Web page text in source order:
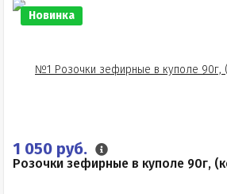
Новинка
1 050 руб.
Розочки зефирные в куполе 90г,